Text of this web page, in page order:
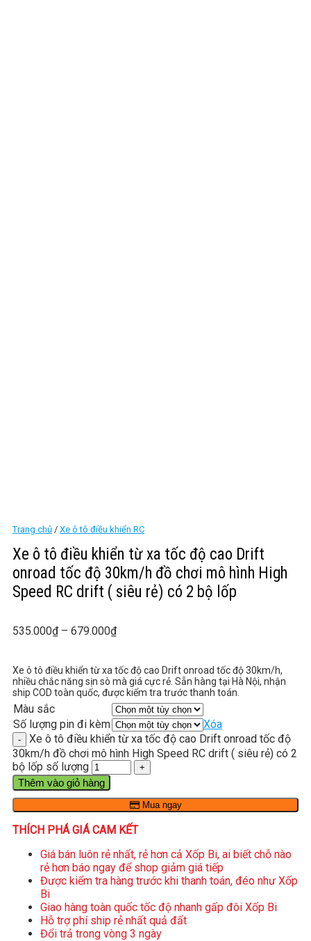
Trang chủ / Xe ô tô điều khiển RC
Xe ô tô điều khiển từ xa tốc độ cao Drift
onroad tốc độ 30km/h đồ chơi mô hình High
Speed RC drift ( siêu rẻ) có 2 bộ lốp
535.000₫– 679.000₫
Xe ô tô điều khiển từ xa tốc độ cao Drift onroad tốc độ 30km/h,
nhiều chắc năng sịn sò mà giá cực rẻ. Sẵn hàng tại Hà Nội, nhận
ship COD toàn quốc, được kiểm tra trước thanh toán.
Màu sắc
Số lượng pin đi kèm
Xóa
Xe ô tô điều khiển từ xa tốc độ cao Drift onroad tốc độ
30km/h đồ chơi mô hình High Speed RC drift ( siêu rẻ) có 2
bộ lốp số lượng
Thêm vào giỏ hàng
Mua ngay
THÍCH PHÁ GIÁ CAM KẾT
Giá bán luôn rẻ nhất, rẻ hơn cả Xốp Bi, ai biết chỗ nào
rẻ hơn báo ngay để shop giảm giá tiếp
Được kiểm tra hàng trước khi thanh toán, đéo như Xốp
Bi
Giao hàng toàn quốc tốc độ nhanh gấp đôi Xốp Bi
Hỗ trợ phí ship rẻ nhất quả đất
Đổi trả trong vòng 3 ngày